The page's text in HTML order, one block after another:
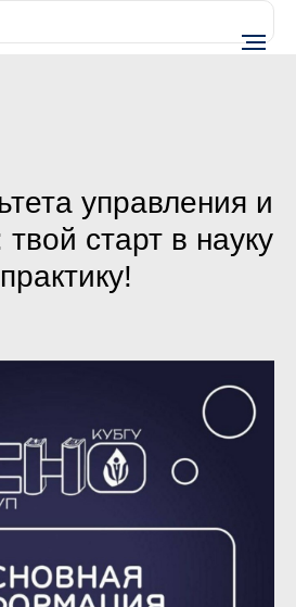
управления и
твой старт в науку